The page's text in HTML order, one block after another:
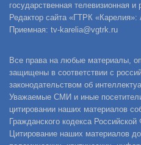
государственная телевизионная
Редактор сайта «ГТРК
Приемная: tv-karelia@vgtrk.ru
Все права на любые материалы,
защищены в соответствии с
законодательством об
Уважаемые СМИ и иные
цитировании наших материалов
Гражданского кодекса
Цитирование наших материалов